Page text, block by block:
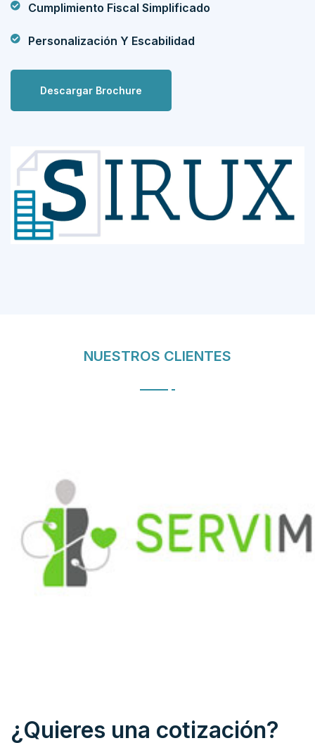
Cumplimiento Fiscal Simplificado
Personalización Y Escabilidad
Descargar Brochure
NUESTROS CLIENTES
¿Quieres una cotización?